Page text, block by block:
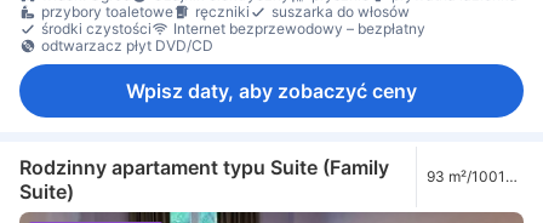
przybory toaletowe
ręczniki
suszarka do włosów
środki czystości
Internet bezprzewodowy – bezpłatny
odtwarzacz płyt DVD/CD
Wpisz daty, aby zobaczyć ceny
Rodzinny apartament typu Suite (Family
Suite)
93 m²/1001